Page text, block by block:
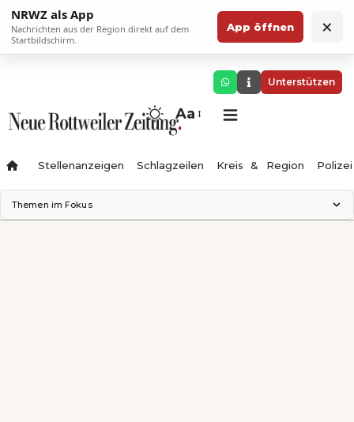
NRWZ als App
Nachrichten aus der Region direkt auf dem
Startbildschirm.
App öffnen ×
Unterstützen
Aa
Stellenanzeigen Schlagzeilen Kreis & Region Polizei
Themen im Fokus